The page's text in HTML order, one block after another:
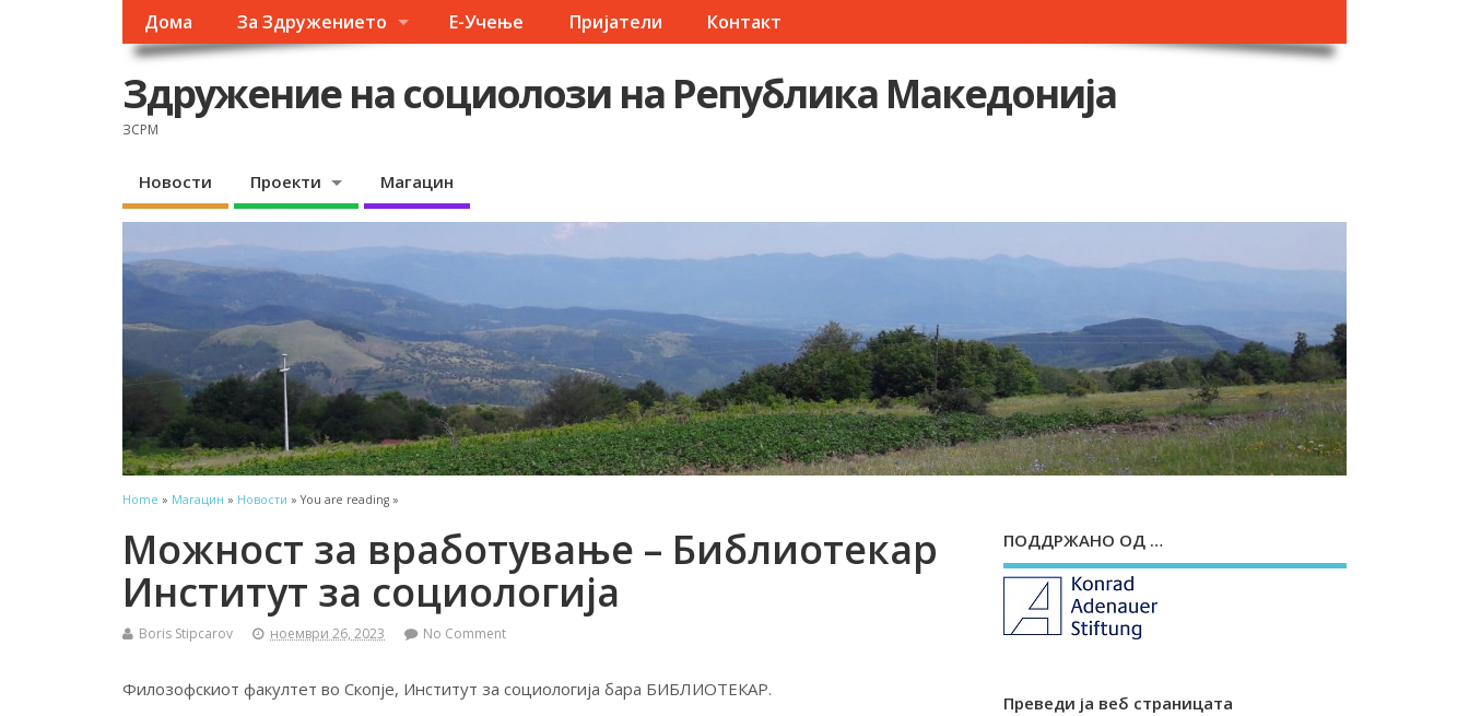
Дома За Здружението Е-Учење Пријатели Контакт
Здружение на социолози на Република Македонија
ЗСРМ
Новости Проекти Магацин
Home » Магацин » Новости » You are reading »
Можност за вработување – Библиотекар
Институт за социологија
Boris Stipcarov ноември 26, 2023 No Comment
Филозофскиот факултет во Скопје, Институт за социологија бара БИБЛИОТЕКАР.
ПОДДРЖАНО ОД …
Преведи ја веб страницата